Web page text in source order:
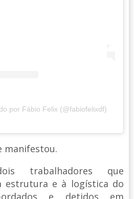
por Fábio Felix (@fabiofelixdf)
manifestou.
trabalhadores que
estrutura e à logística do
e detidos em